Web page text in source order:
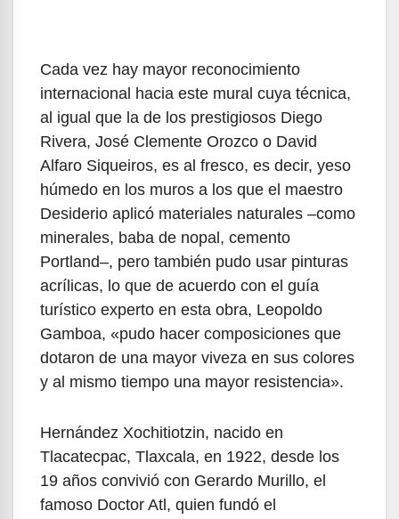
Cada vez hay mayor reconocimiento
internacional hacia este mural cuya técnica,
al igual que la de los prestigiosos Diego
Rivera, José Clemente Orozco o David
Alfaro Siqueiros, es al fresco, es decir, yeso
húmedo en los muros a los que el maestro
Desiderio aplicó materiales naturales –como
minerales, baba de nopal, cemento
Portland–, pero también pudo usar pinturas
acrílicas, lo que de acuerdo con el guía
turístico experto en esta obra, Leopoldo
Gamboa, «pudo hacer composiciones que
dotaron de una mayor viveza en sus colores
y al mismo tiempo una mayor resistencia».
Hernández Xochitiotzin, nacido en
Tlacatecpac, Tlaxcala, en 1922, desde los
19 años convivió con Gerardo Murillo, el
famoso Doctor Atl, quien fundó el